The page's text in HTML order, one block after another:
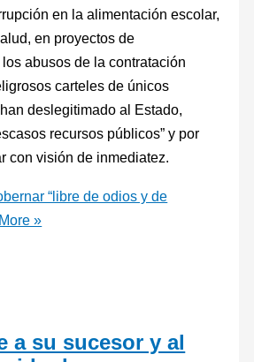
en la alimentación escolar,
en proyectos de
abusos de la contratación
carteles de únicos
deslegitimado al Estado,
recursos públicos” y por
con visión de inmediatez.
“libre de odios y de
»
a su sucesor y al